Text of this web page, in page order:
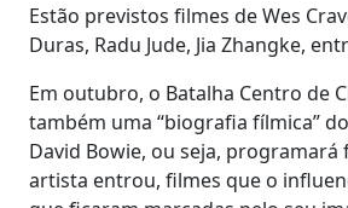
Estão previstos filmes de Wes
Duras, Radu Jude, Jia Zhangke,
Em outubro, o Batalha Centro de
também uma “biografia fílmica”
David Bowie, ou seja, programará
artista entrou, filmes que o